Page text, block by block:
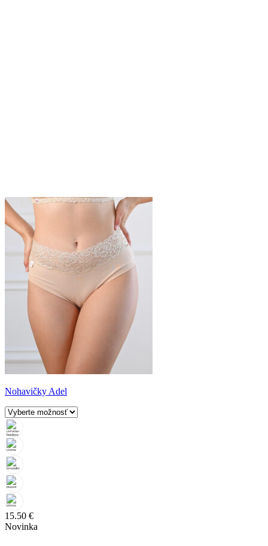
Nohavičky Adel
15.50 €
Novinka